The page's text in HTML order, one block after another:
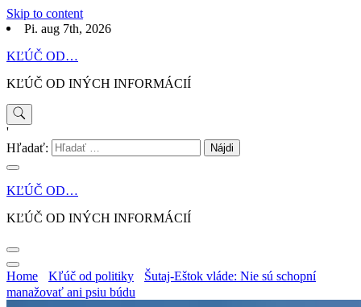
Skip to content
Pi. aug 7th, 2026
KĽÚČ OD…
KĽÚČ OD INÝCH INFORMÁCIÍ
'
Hľadať:
KĽÚČ OD…
KĽÚČ OD INÝCH INFORMÁCIÍ
Home Kľúč od politiky
Šutaj-Eštok vláde: Nie sú schopní
manažovať ani psiu búdu